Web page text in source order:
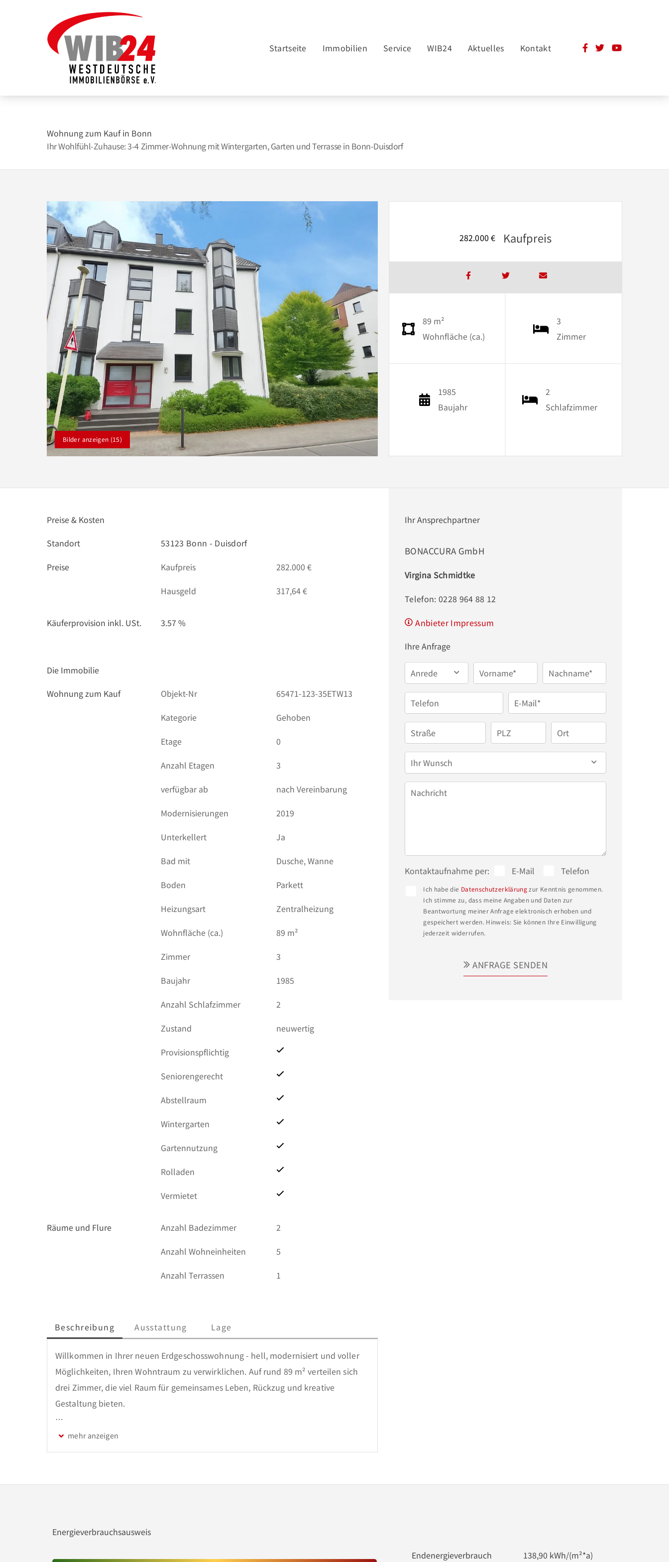
Startseite Immobilien Service WIB24 Aktuelles Kontakt
Wohnung zum Kauf in Bonn
Ihr Wohlfühl-Zuhause: 3-4 Zimmer-Wohnung mit Wintergarten, Garten und Terrasse in Bonn-Duisdorf
Bilder anzeigen (15)
282.000 € Kaufpreis
89 m²
Wohnfläche (ca.)
3
Zimmer
1985
Baujahr
2
Schlafzimmer
Preise & Kosten
Standort
53123 Bonn - Duisdorf
Preise
Kaufpreis
282.000 €
Hausgeld
317,64 €
Käuferprovision inkl. USt. 3.57 %
Die Immobilie
Wohnung zum Kauf
Objekt-Nr
65471-123-35ETW13
Kategorie
Gehoben
Etage
0
Anzahl Etagen
3
verfügbar ab
nach Vereinbarung
Modernisierungen
2019
Unterkellert
Ja
Bad mit
Dusche, Wanne
Boden
Parkett
Heizungsart
Zentralheizung
Wohnfläche (ca.)
89 m²
Zimmer
3
Baujahr
1985
Anzahl Schlafzimmer
2
Zustand
neuwertig
Provisionspflichtig
Seniorengerecht
Abstellraum
Wintergarten
Gartennutzung
Rolladen
Vermietet
Räume und Flure Anzahl Badezimmer
2
Anzahl Wohneinheiten
5
Anzahl Terrassen
1
Beschreibung Ausstattung Lage
Willkommen in Ihrer neuen Erdgeschosswohnung - hell, modernisiert und voller
Möglichkeiten, Ihren Wohntraum zu verwirklichen. Auf rund 89 m² verteilen sich
drei Zimmer, die viel Raum für gemeinsames Leben, Rückzug und kreative
Gestaltung bieten.
Das großzügige Wohnzimmer bildet das Herzstück der Wohnung. Lichtdurchflutet
und einladend, lädt es zu entspannten Stunden, gemütlichen Abenden oder
ausreichend Platz, um nach Herzenslust zu kochen und gleichzeitig Teil des
Ihr Ansprechpartner
BONACCURA GmbH
Virgina Schmidtke
Telefon: 0228 964 88 12
Anbieter Impressum
Ihre Anfrage
Anrede Vorname* Nachname*
Telefon E-Mail*
Straße PLZ Ort
Ihr Wunsch
Nachricht
Kontaktaufnahme per: E-Mail Telefon
Ich habe die Datenschutzerklärung zur Kenntnis genommen.
Ich stimme zu, dass meine Angaben und Daten zur
Beantwortung meiner Anfrage elektronisch erhoben und
gespeichert werden. Hinweis: Sie können Ihre Einwilligung
jederzeit widerrufen.
ANFRAGE SENDEN
Energieverbrauchsausweis
Endenergieverbrauch
138,90 kWh/(m²*a)